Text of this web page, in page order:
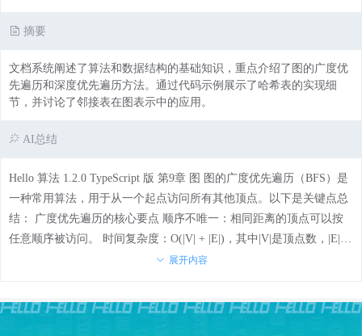
摘要
文档系统阐述了算法和数据结构的基础知识，重点介绍了图的广度优
先遍历和深度优先遍历方法。通过代码示例展示了哈希表的实现细
节，并讨论了邻接表在图表示中的应用。
AI总结
Hello 算法 1.2.0 TypeScript 版 第9章 图 图的广度优先遍历（BFS）是
一种常用算法，用于从一个起点访问所有其他顶点。以下是关键点总
结： 广度优先遍历的核心要点 顺序不唯一：相同距离的顶点可以按
任意顺序被访问。 时间复杂度：O(|V| + |E|)，其中|V|是顶点数，|E|是
ue = []; // 初始化结果数组 let res: (Vertex | null)[] = []; // 访问队列中的
展开内容